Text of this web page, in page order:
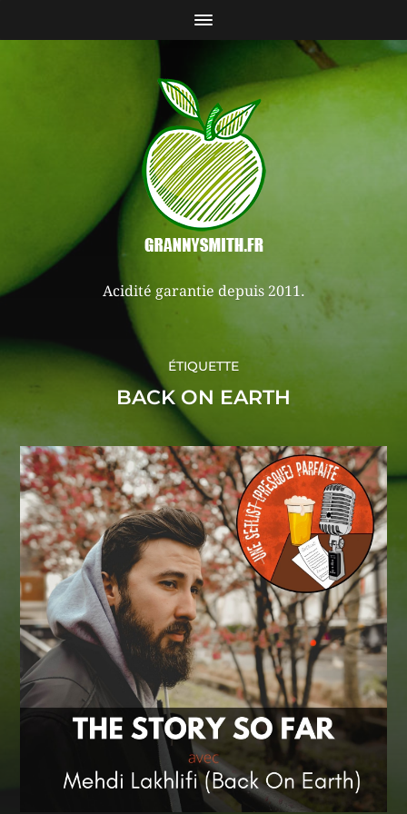
Acidité garantie depuis 2011.
ÉTIQUETTE
BACK ON EARTH